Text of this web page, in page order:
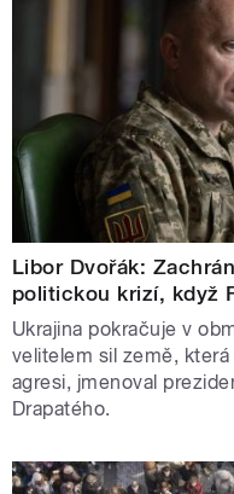
Libor Dvořák:
politickou krizí, když
Ukrajina pokračuje v
velitelem sil země,
agresi, jmenoval
Drapatého.